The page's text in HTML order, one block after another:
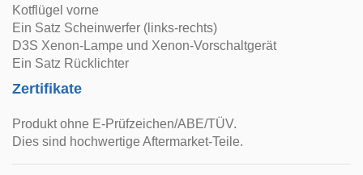
Kotflügel vorne
Ein Satz Scheinwerfer (links-rechts)
D3S Xenon-Lampe und Xenon-Vorschaltgerät
Ein Satz Rücklichter
Zertifikate
Produkt ohne E-Prüfzeichen/ABE/TÜV.
Dies sind hochwertige Aftermarket-Teile.